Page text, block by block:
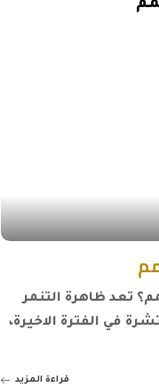
تعد ظاهرة التنمر
في الفترة الاخيرة،
قراءة المزيد